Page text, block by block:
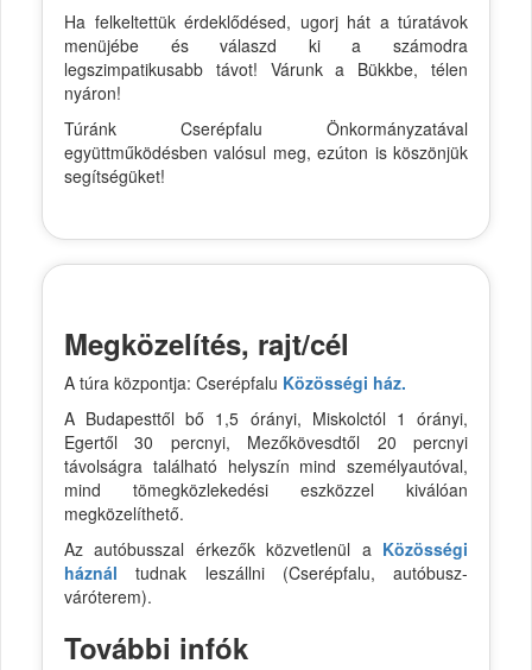
Ha felkeltettük érdeklődésed, ugorj hát a túratávok
menüjébe és válaszd ki a számodra
legszimpatikusabb távot! Várunk a Bükkbe, télen
nyáron!
Túránk Cserépfalu Önkormányzatával
együttműködésben valósul meg, ezúton is köszönjük
segítségüket!
Megközelítés, rajt/cél
A túra központja: Cserépfalu Közösségi ház.
A Budapesttől bő 1,5 órányi, Miskolctól 1 órányi,
Egertől 30 percnyi, Mezőkövesdtől 20 percnyi
távolságra található helyszín mind személyautóval,
mind tömegközlekedési eszközzel kiválóan
megközelíthető.
Az autóbusszal érkezők közvetlenül a Közösségi
háznál tudnak leszállni (Cserépfalu, autóbusz-
váróterem).
További infók